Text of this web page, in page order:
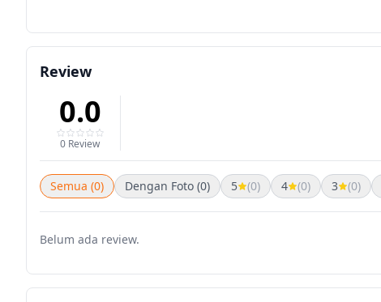
Review
0.0
0 Review
Semua (0) Dengan Foto (0) 5 (0) 4 (0) 3 (0)
Belum ada review.